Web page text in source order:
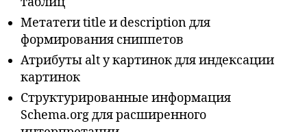
Метатеги title и description для
формирования сниппетов
Атрибуты alt у картинок для индексации
картинок
Структурированные информация
Schema.org для расширенного